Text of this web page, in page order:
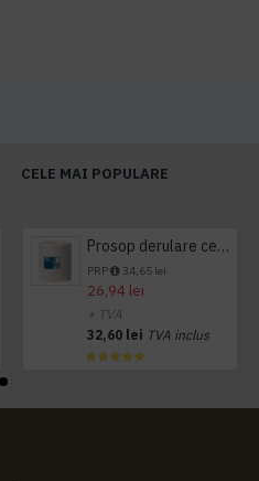
CELE MAI POPULARE
Prosop derulare centrala 1 pliu, 300 m Tork
PRP 34,65 lei
26,94 lei
+ TVA
32,60 lei TVA inclus